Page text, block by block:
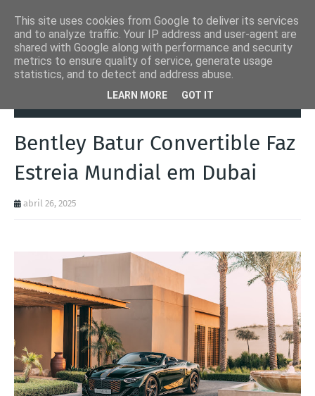
Autoads.pt
Bentley Batur Convertible Faz Estreia
Bentley Batur Convertible Faz
Estreia Mundial em Dubai
abril 26, 2025
This site uses cookies from Google to deliver its services
and to analyze traffic. Your IP address and user-agent are
shared with Google along with performance and security
metrics to ensure quality of service, generate usage
statistics, and to detect and address abuse.
LEARN MORE GOT IT